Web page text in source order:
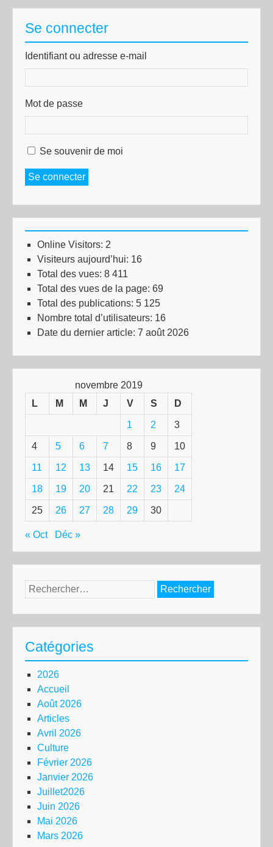
Se connecter
Identifiant ou adresse e-mail
Mot de passe
Se souvenir de moi
Se connecter
Online Visitors: 2
Visiteurs aujourd’hui: 16
Total des vues: 8 411
Total des vues de la page: 69
Total des publications: 5 125
Nombre total d’utilisateurs: 16
Date du dernier article: 7 août 2026
novembre 2019
L
M M J V S D
1 2 3
4 5 6 7 8 9 10
11 12 13 14 15 16 17
18 19 20 21 22 23 24
25 26 27 28 29 30
« Oct Déc »
Rechercher :
Catégories
2026
Accueil
Août 2026
Articles
Avril 2026
Culture
Février 2026
Janvier 2026
Juillet2026
Juin 2026
Mai 2026
Mars 2026